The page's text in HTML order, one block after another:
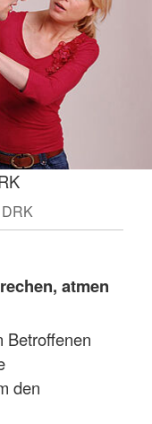
atmen
Betroffenen
den